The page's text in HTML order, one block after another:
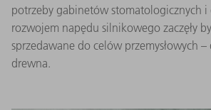
potrzeby gabinetów stomatologicznych i
rozwojem napędu silnikowego zaczęły
sprzedawane do celów przemysłowych
drewna.